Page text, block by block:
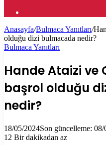
...
Anasayfa/Bulmaca Yanıtları/
olduğu dizi bulmacada nedir?
Bulmaca Yanıtları
Hande Ataizi ve
başrol olduğu
nedir?
18/05/2024Son güncelleme:
12 Bir dakikadan az